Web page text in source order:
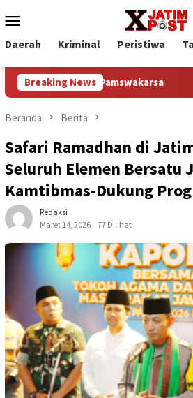
ke
kontenMobile
Daerah Kriminal Peristiwa
Breaking News
Sinergi Pamswakarsa Sambut
Beranda Berita
Safari Ramadhan di
Seluruh Elemen Bersatu
Kamtibmas-Dukung
Redaksi
Maret 14, 2026
77 Dilihat